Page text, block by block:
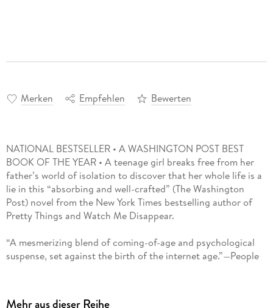
Merken Empfehlen Bewerten
NATIONAL BESTSELLER • A WASHINGTON POST BEST
BOOK OF THE YEAR • A teenage girl breaks free from her
father’s world of isolation to discover that her whole life is a
lie in this “absorbing and well-crafted” (The Washington
Post) novel from the New York Times bestselling author of
Pretty Things and Watch Me Disappear.
“A mesmerizing blend of coming-of-age and psychological
suspense, set against the birth of the internet age.”—People
Mehr aus dieser Reihe